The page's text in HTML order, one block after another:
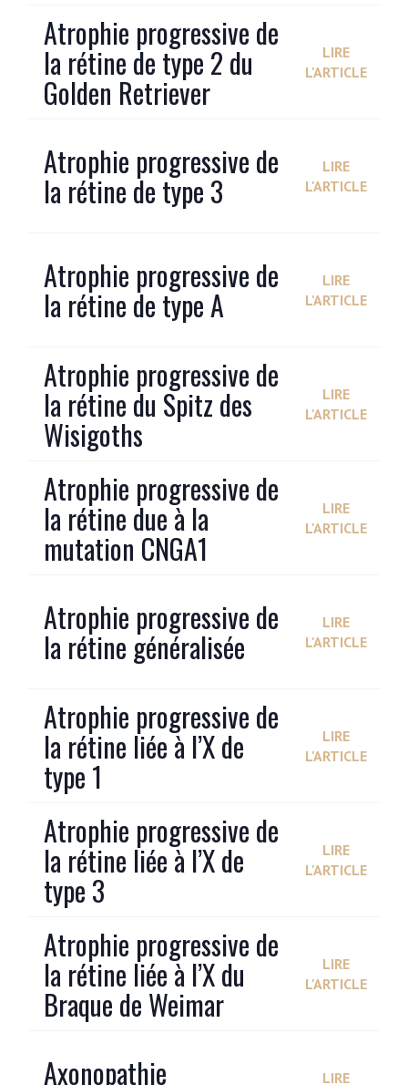
Atrophie progressive de
la rétine de type 2 du
Golden Retriever
LIRE
L'ARTICLE
Atrophie progressive de
la rétine de type 3
LIRE
L'ARTICLE
Atrophie progressive de
la rétine de type A
LIRE
L'ARTICLE
Atrophie progressive de
la rétine du Spitz des
Wisigoths
LIRE
L'ARTICLE
Atrophie progressive de
la rétine due à la
mutation CNGA1
LIRE
L'ARTICLE
Atrophie progressive de
la rétine généralisée
LIRE
L'ARTICLE
Atrophie progressive de
la rétine liée à l’X de
type 1
LIRE
L'ARTICLE
Atrophie progressive de
la rétine liée à l’X de
type 3
LIRE
L'ARTICLE
Atrophie progressive de
la rétine liée à l’X du
Braque de Weimar
LIRE
L'ARTICLE
Axonopathie LIRE